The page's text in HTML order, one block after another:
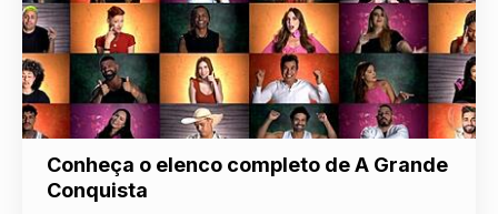
Conheça o elenco completo de A Grande
Conquista